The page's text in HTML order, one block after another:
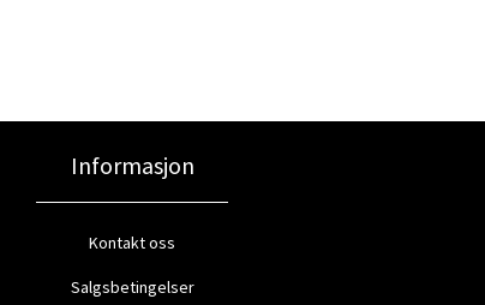
Informasjon
Kontakt oss
Salgsbetingelser